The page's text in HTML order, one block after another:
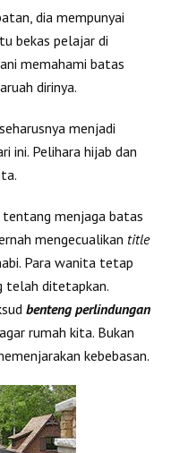
dia mempunyai
bekas pelajar di
memahami batas
dirinya.
menjadi
ini. Pelihara hijab dan
menjaga batas
mengecualikan title
Para wanita tetap
telah ditetapkan.
benteng perlindungan
rumah kita. Bukan
kebebasan.